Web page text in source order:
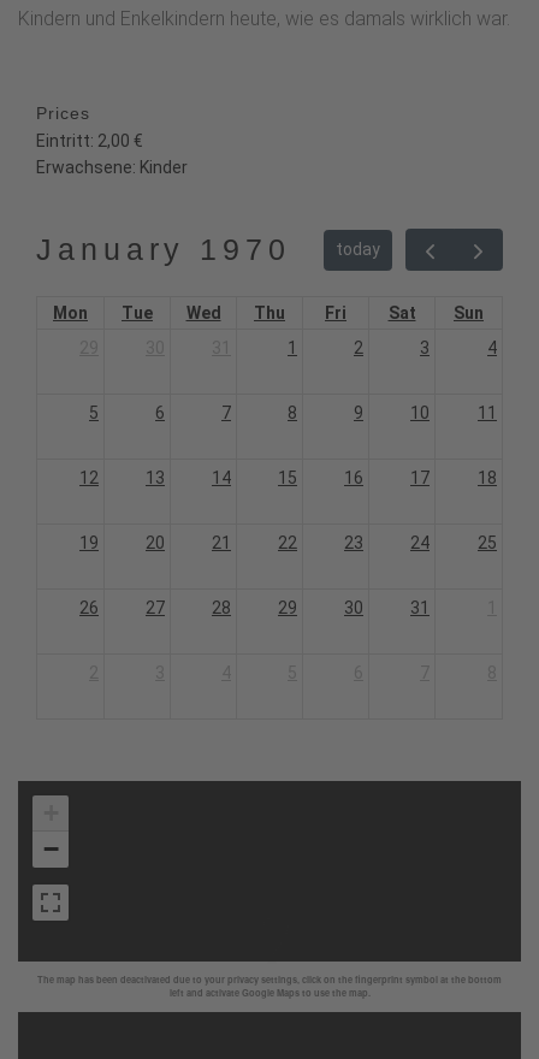
Kindern und Enkelkindern heute, wie es damals wirklich war.
Prices
Eintritt: 2,00 €
Erwachsene: Kinder
January 1970 today
Mon Tue Wed Thu Fri Sat
Sun
1 2 3 4
5 6 7 8 9 10 11
12 13 14 15 16 17 18
19 20 21 22 23 24 25
26 27 28 29 30 31
The map has been deactivated due to your privacy settings, click on the fingerprint symbol at the bottom
left and activate Google Maps to use the map.
−